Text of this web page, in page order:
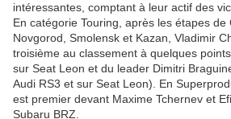
intéressantes, comptant à leur actif des
En catégorie Touring, après les étapes de
Novgorod, Smolensk et Kazan, Vladimir
troisième au classement à quelques
sur Seat Leon et du leader Dimitri
Audi RS3 et sur Seat Leon). En
est premier devant Maxime Tchernev et
Subaru BRZ.